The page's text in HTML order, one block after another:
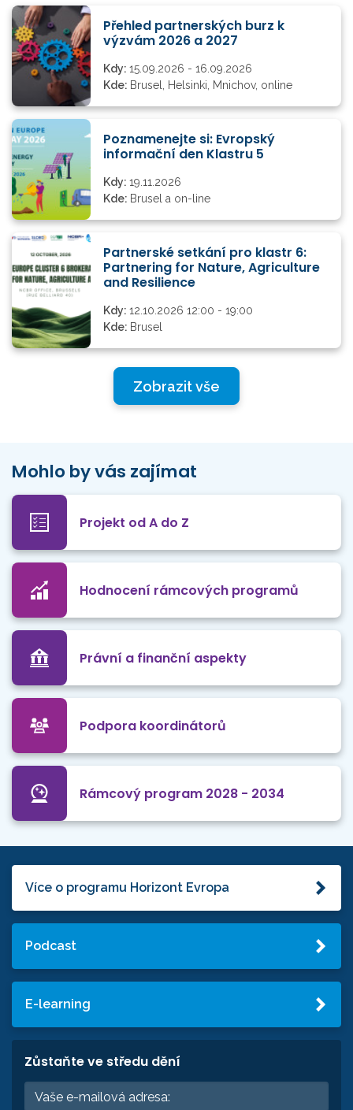
Přehled partnerských burz k
výzvám 2026 a 2027
Kdy: 15.09.2026 - 16.09.2026
Kde: Brusel, Helsinki, Mnichov, online
Poznamenejte si: Evropský
informační den Klastru 5
Kdy: 19.11.2026
Kde: Brusel a on-line
Partnerské setkání pro klastr 6:
Partnering for Nature, Agriculture
and Resilience
Kdy: 12.10.2026 12:00 - 19:00
Kde: Brusel
Zobrazit vše
Mohlo by vás zajímat
Projekt od A do Z
Hodnocení rámcových programů
Právní a finanční aspekty
Podpora koordinátorů
Rámcový program 2028 - 2034
Více o programu Horizont Evropa
Podcast
E-learning
Zůstaňte ve středu dění